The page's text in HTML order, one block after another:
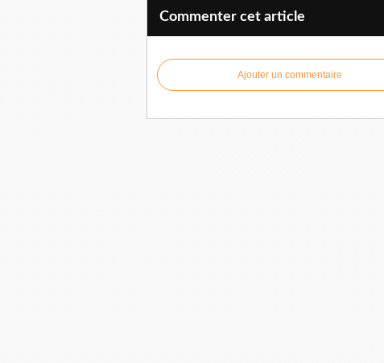
Commenter cet article
Ajouter un commentaire